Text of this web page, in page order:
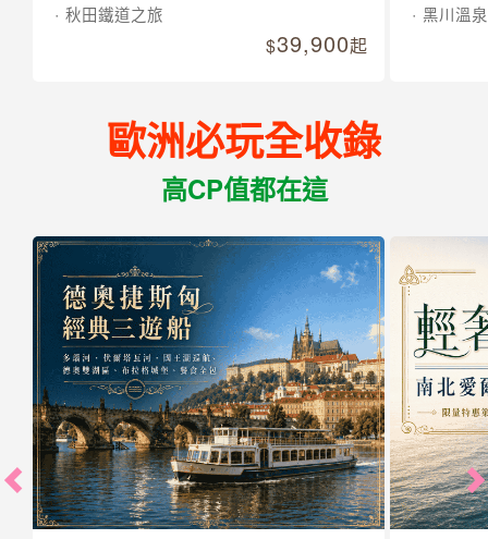
秋田鐵道之旅
39,900起
黑川溫泉
歐洲必玩全收錄
高CP值都在這